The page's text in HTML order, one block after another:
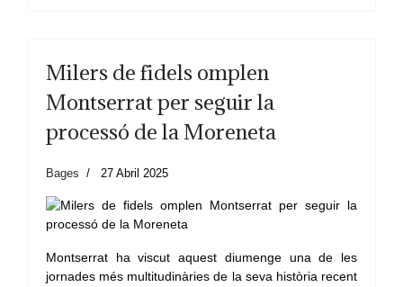
Milers de fidels omplen
Montserrat per seguir la
processó de la Moreneta
Bages 27 Abril 2025
Montserrat ha viscut aquest diumenge una de les
jornades més multitudinàries de la seva història recent